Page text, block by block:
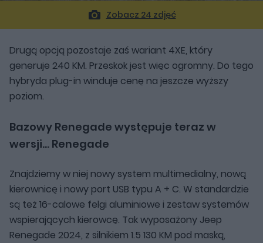
Zobacz 24 zdjęć
Drugą opcją pozostaje zaś wariant 4XE, który
generuje 240 KM. Przeskok jest więc ogromny. Do tego
hybryda plug-in winduje cenę na jeszcze wyższy
poziom.
Bazowy Renegade występuje teraz w
wersji... Renegade
Znajdziemy w niej nowy system multimedialny, nową
kierownicę i nowy port USB typu A + C. W standardzie
są też 16-calowe felgi aluminiowe i zestaw systemów
wspierających kierowcę. Tak wyposażony Jeep
Renegade 2024, z silnikiem 1.5 130 KM pod maską,